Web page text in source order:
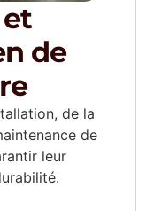
et
de
de la
de
leur